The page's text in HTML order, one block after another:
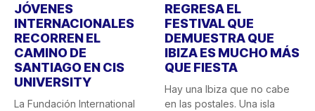
JÓVENES
INTERNACIONALES
RECORREN EL
CAMINO DE
SANTIAGO EN CIS
UNIVERSITY
La Fundación International
REGRESA EL
FESTIVAL QUE
DEMUESTRA QUE
IBIZA ES MUCHO MÁS
QUE FIESTA
Hay una Ibiza que no cabe
en las postales. Una isla